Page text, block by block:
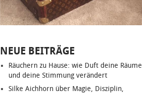
NEUE BEITRÄGE
Räuchern zu Hause: wie Duft deine Räume
und deine Stimmung verändert
Silke Aichhorn über Magie, Disziplin,